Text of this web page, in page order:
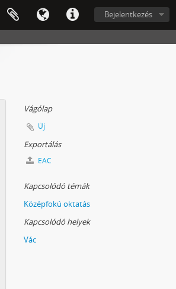
Bejelentkezés
Vágólap
Új
Exportálás
EAC
Kapcsolódó témák
Középfokú oktatás
Kapcsolódó helyek
Vác